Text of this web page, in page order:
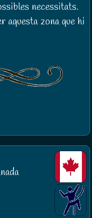
necessitats.
aquesta zona que hi